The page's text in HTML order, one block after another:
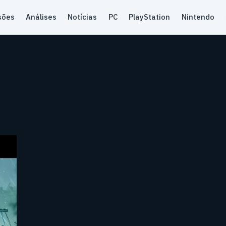
Análises Notícias PC PlayStation Nintendo